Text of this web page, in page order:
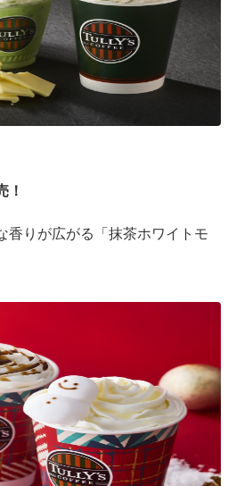
！
香りが広がる「抹茶ホワイトモ